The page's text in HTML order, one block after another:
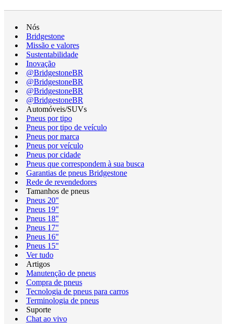
Nós
Bridgestone
Missão e valores
Sustentabilidade
Inovação
@BridgestoneBR
@BridgestoneBR
@BridgestoneBR
@BridgestoneBR
Automóveis/SUVs
Pneus por tipo
Pneus por tipo de veículo
Pneus por marca
Pneus por veículo
Pneus por cidade
Pneus que correspondem à sua busca
Garantias de pneus Bridgestone
Rede de revendedores
Tamanhos de pneus
Pneus 20"
Pneus 19"
Pneus 18"
Pneus 17"
Pneus 16"
Pneus 15"
Ver tudo
Artigos
Manutenção de pneus
Compra de pneus
Tecnologia de pneus para carros
Terminologia de pneus
Suporte
Chat ao vivo